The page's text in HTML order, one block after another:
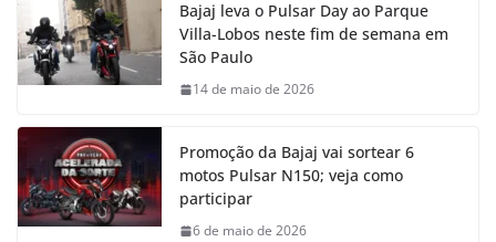
Bajaj leva o Pulsar Day ao Parque
Villa-Lobos neste fim de semana em
São Paulo
14 de maio de 2026
Promoção da Bajaj vai sortear 6
motos Pulsar N150; veja como
participar
6 de maio de 2026